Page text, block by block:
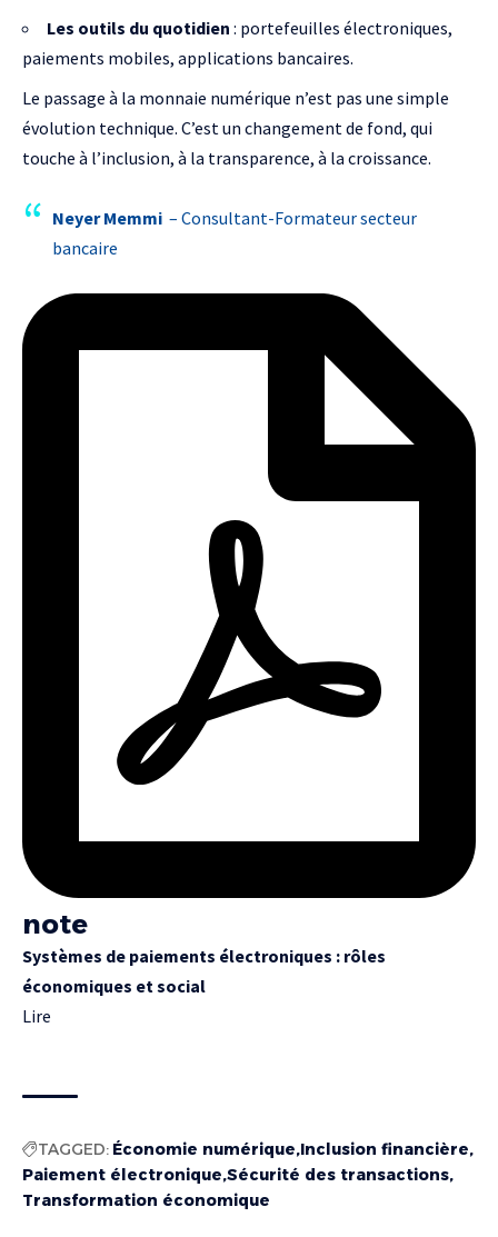
Les outils du quotidien : portefeuilles électroniques,
paiements mobiles, applications bancaires.
Le passage à la monnaie numérique n’est pas une simple
évolution technique. C’est un changement de fond, qui
touche à l’inclusion, à la transparence, à la croissance.
Neyer Memmi – Consultant-Formateur secteur
bancaire
note
Systèmes de paiements électroniques : rôles
économiques et social
Lire
TAGGED: Économie numérique Inclusion financière
Paiement électronique Sécurité des transactions
Transformation économique